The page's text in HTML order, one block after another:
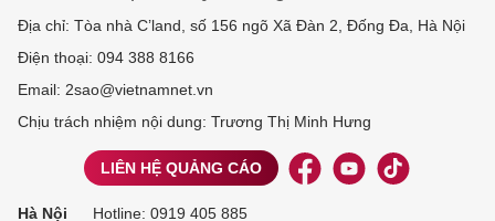
Địa chỉ: Tòa nhà C’land, số 156 ngõ Xã Đàn 2, Đống Đa, Hà Nội
Điện thoại: 094 388 8166
Email: 2sao@vietnamnet.vn
Chịu trách nhiệm nội dung: Trương Thị Minh Hưng
LIÊN HỆ QUẢNG CÁO
Hà Nội Hotline: 0919 405 885